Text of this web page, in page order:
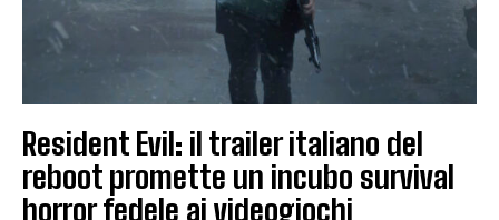
Resident Evil: il trailer italiano del
reboot promette un incubo survival
horror fedele ai videogiochi